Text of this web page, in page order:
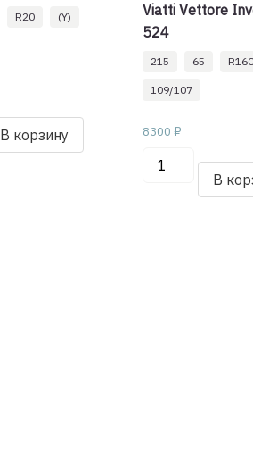
R20 (Y)
В корзину
Viatti Vettore
524
215 65 R16C
109/107
8300₽
Количество
В